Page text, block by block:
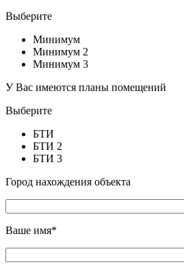
Выберите
Минимум
Минимум 2
Минимум 3
У Вас имеются планы помещений
Выберите
БТИ
БТИ 2
БТИ 3
Город нахождения объекта
Ваше имя*